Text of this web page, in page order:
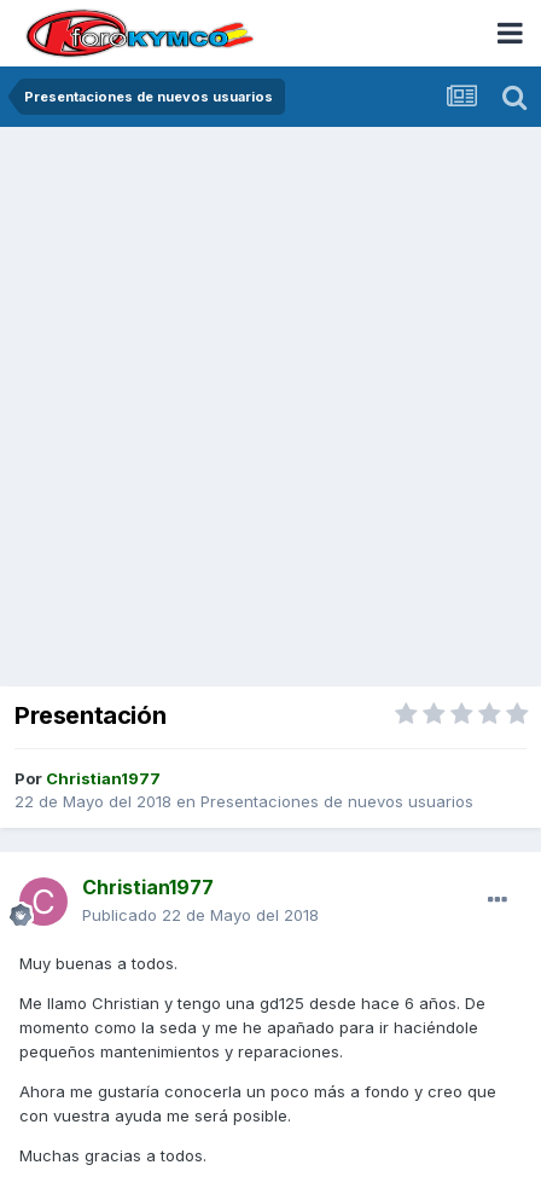
Presentaciones de nuevos usuarios
Presentación
Por Christian1977
22 de Mayo del 2018 en Presentaciones de nuevos usuarios
Christian1977
Publicado 22 de Mayo del 2018
Muy buenas a todos.
Me llamo Christian y tengo una gd125 desde hace 6 años. De
momento como la seda y me he apañado para ir haciéndole
pequeños mantenimientos y reparaciones.
Ahora me gustaría conocerla un poco más a fondo y creo que
con vuestra ayuda me será posible.
Muchas gracias a todos.